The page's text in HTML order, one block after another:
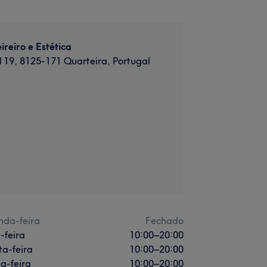
e Estética
19, 8125-171 Quarteira, Portugal
feira
Fechado
feira
10:00–20:00
feira
10:00–20:00
feira
10:00–20:00